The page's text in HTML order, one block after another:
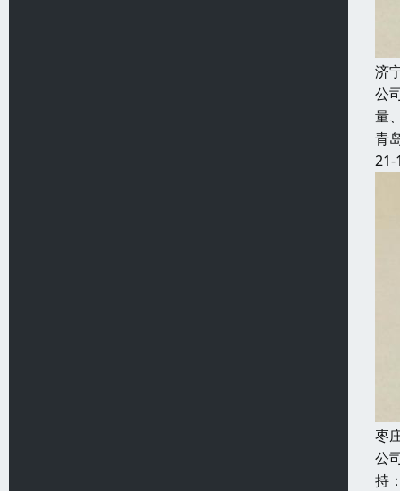
济
公
量
青
21-
枣
公
持